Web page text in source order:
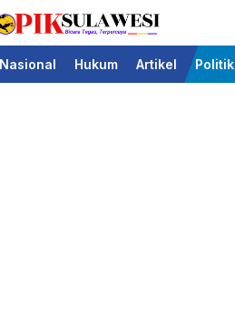
Topik Sulawesi
Tegas Terpercaya
Nasional Hukum Artikel Politik